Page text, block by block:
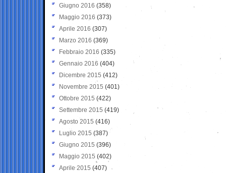
Giugno 2016 (358)
Maggio 2016 (373)
Aprile 2016 (307)
Marzo 2016 (369)
Febbraio 2016 (335)
Gennaio 2016 (404)
Dicembre 2015 (412)
Novembre 2015 (401)
Ottobre 2015 (422)
Settembre 2015 (419)
Agosto 2015 (416)
Luglio 2015 (387)
Giugno 2015 (396)
Maggio 2015 (402)
Aprile 2015 (407)